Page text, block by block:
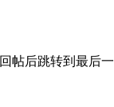
回帖后跳转到最后